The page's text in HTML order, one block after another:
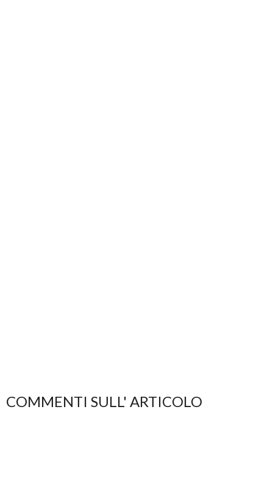
COMMENTI SULL' ARTICOLO